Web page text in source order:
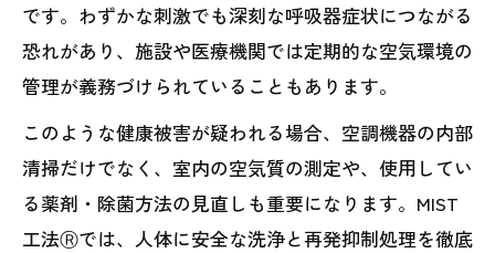
です。わずかな刺激でも深刻な呼吸器症状につながる
恐れがあり、施設や医療機関では定期的な空気環境の
管理が義務づけられていることもあります。
このような健康被害が疑われる場合、空調機器の内部
清掃だけでなく、室内の空気質の測定や、使用してい
る薬剤・除菌方法の見直しも重要になります。MIST
工法Ⓡでは、人体に安全な洗浄と再発抑制処理を徹底